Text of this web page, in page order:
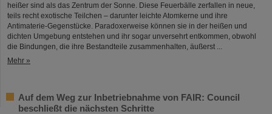
heißer sind als das Zentrum der Sonne. Diese Feuerbälle zerfallen in neue,
teils recht exotische Teilchen – darunter leichte Atomkerne und ihre
Antimaterie-Gegenstücke. Paradoxerweise können sie in der heißen und
dichten Umgebung entstehen und ihr sogar unversehrt entkommen, obwohl
die Bindungen, die ihre Bestandteile zusammenhalten, äußerst ...
Mehr »
Auf dem Weg zur Inbetriebnahme von FAIR: Council
beschließt die nächsten Schritte